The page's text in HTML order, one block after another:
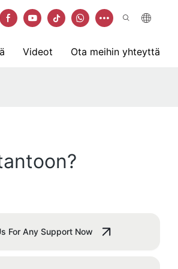
Videot Ota meihin yhteyttä
For Any Support Now